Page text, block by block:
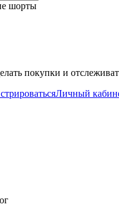
шорты
покупки и
Личный